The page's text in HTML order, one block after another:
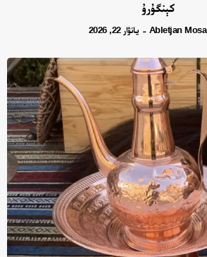
كېنگۇرۇ
Abletjan Mosa
- يانۋار 22, 2026